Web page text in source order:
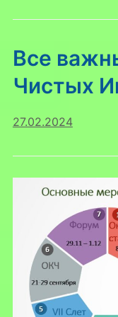
Все
Чистых
27.02.2024